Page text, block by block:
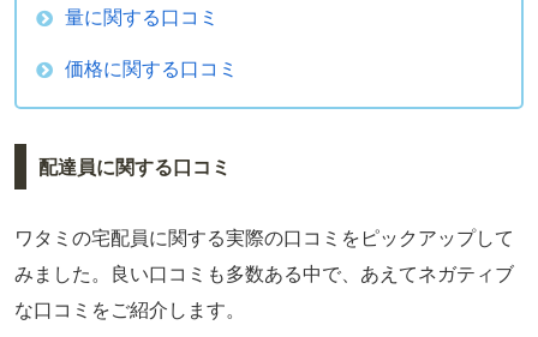
量に関する口コミ
価格に関する口コミ
配達員に関する口コミ
ワタミの宅配員に関する実際の口コミをピックアップして
みました。良い口コミも多数ある中で、あえてネガティブ
な口コミをご紹介します。